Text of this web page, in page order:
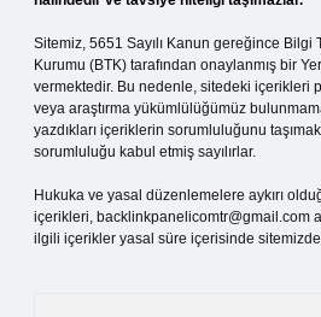
Sitemiz, 5651 Sayılı Kanun gereğince Bilgi
Kurumu (BTK) tarafından onaylanmış bir
vermektedir. Bu nedenle, sitedeki içerikleri
veya araştırma yükümlülüğümüz
yazdıkları içeriklerin sorumluluğunu
sorumluluğu kabul etmiş sayılırlar.
Hukuka ve yasal düzenlemelere aykırı
içerikleri, backlinkpanelicomtr@gmail.com
ilgili içerikler yasal süre içerisinde